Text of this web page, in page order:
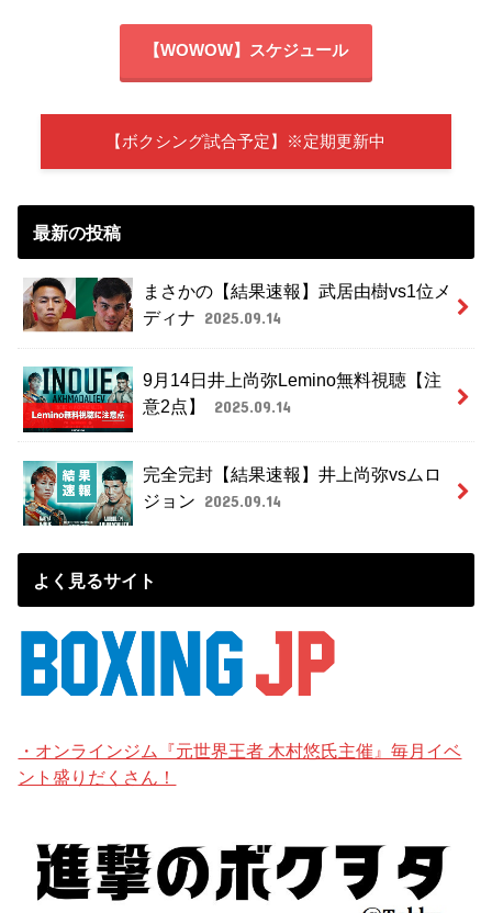
【WOWOW】スケジュール
【ボクシング試合予定】※定期更新中
最新の投稿
まさかの【結果速報】武居由樹vs1位メ
ディナ 2025.09.14
9月14日井上尚弥Lemino無料視聴【注
意2点】
2025.09.14
完全完封【結果速報】井上尚弥vsムロ
ジョン 2025.09.14
よく見るサイト
・オンラインジム『元世界王者 木村悠氏主催』毎月イベ
ント盛りだくさん！